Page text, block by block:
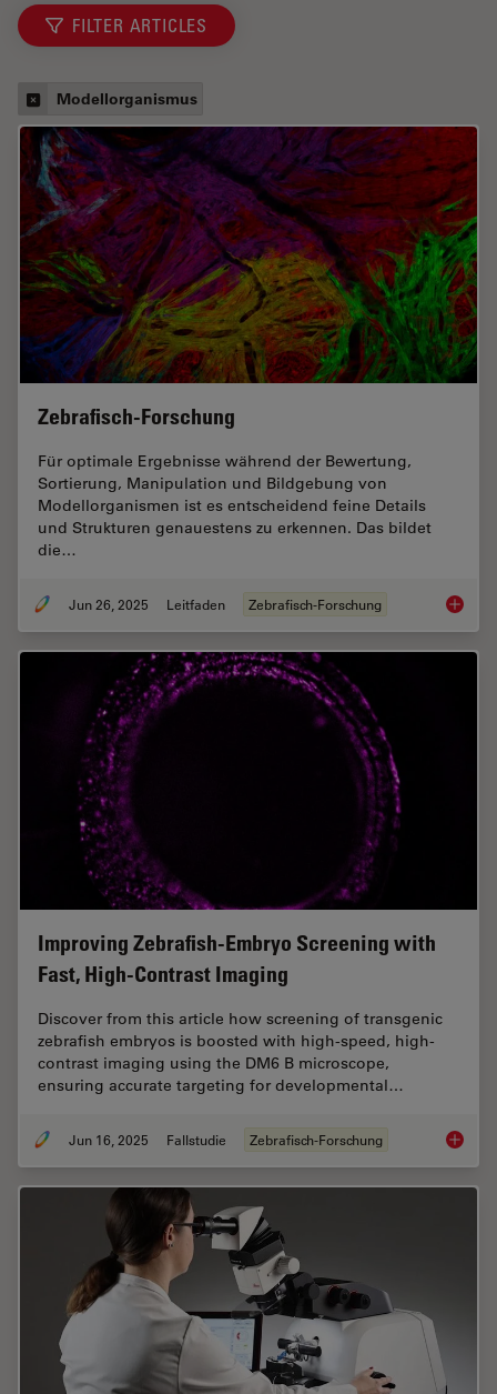
FILTER ARTICLES
Modellorganismus
Zebrafisch-Forschung
Für optimale Ergebnisse während der Bewertung,
Sortierung, Manipulation und Bildgebung von
Modellorganismen ist es entscheidend feine Details
und Strukturen genauestens zu erkennen. Das bildet
die…
Jun 26, 2025 Leitfaden Zebrafisch-Forschung
Improving Zebrafish-Embryo Screening with
Fast, High-Contrast Imaging
Discover from this article how screening of transgenic
zebrafish embryos is boosted with high-speed, high-
contrast imaging using the DM6 B microscope,
ensuring accurate targeting for developmental…
Jun 16, 2025 Fallstudie Zebrafisch-Forschung